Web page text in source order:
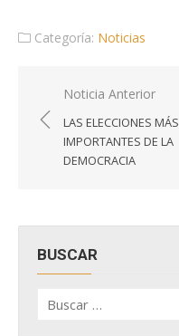
Categoría: Noticias
Navegación
de
entradas
Noticia Anterior
LAS ELECCIONES MÁS
IMPORTANTES DE LA
DEMOCRACIA
BUSCAR
por: